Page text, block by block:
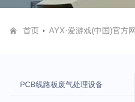
首页 AYX·爱游戏(中国)官方
PCB线路板废气处理设备